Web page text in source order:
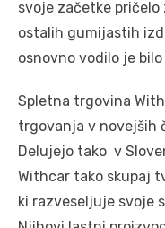
svoje začetke
ostalih gumijastih
osnovno vodilo je
Spletna trgovina
trgovanja v novejših
Delujejo tako v
Withcar tako skupaj
ki razveseljuje svoje